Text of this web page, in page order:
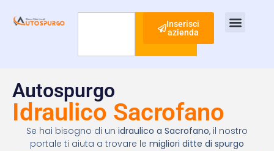
Cerca
Inserisci
azienda
Autospurgo
Idraulico Sacrofano
Se hai bisogno di un idraulico a Sacrofano, il nostro
portale ti aiuta a trovare le migliori ditte di spurgo